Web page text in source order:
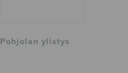
Pohjolan ylistys